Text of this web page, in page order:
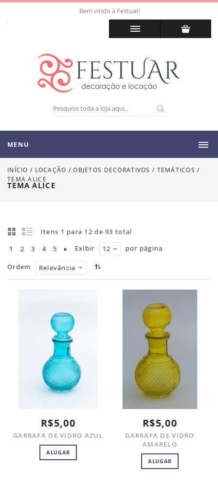
Bem vindo à Festuar!
MENU
INÍCIO / LOCAÇÃO /OBJETOS DECORATIVOS / TEMÁTICOS/
TEMA ALICE
TEMA ALICE
Itens 1 para 12 de 93 total
1
2 3 4 5 Exibir 12 por página
Ordem Relevância
R$5,00
GARRAFA DE VIDRO AZUL
ALUGAR
R$5,00
GARRAFA DE VIDRO
AMARELO
ALUGAR